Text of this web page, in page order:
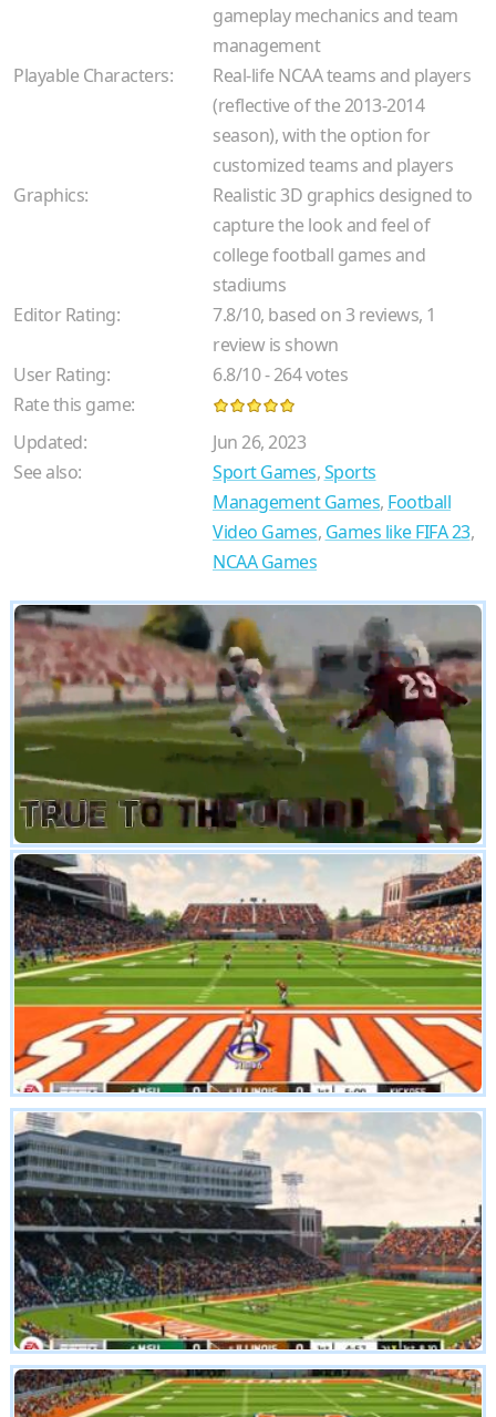
gameplay mechanics and team
management
Playable Characters:
Real-life NCAA teams and players
(reflective of the 2013-2014
season), with the option for
customized teams and players
Graphics:
Realistic 3D graphics designed to
capture the look and feel of
college football games and
stadiums
Editor Rating:
7.8/10, based on3 reviews, 1
review is shown
User Rating:
6.8/10-264votes
Rate this game:
Updated:
Jun 26, 2023
See also:
Sport Games,Sports
Management Games, Football
Video Games, Games like FIFA 23,
NCAA Games